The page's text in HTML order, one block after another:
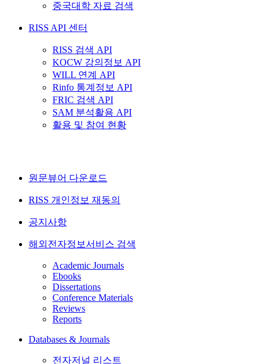
중국대학 자료 검색
RISS API 센터
RISS 검색 API
KOCW 강의정보 API
WILL 연계 API
Rinfo 통계정보 API
FRIC 검색 API
SAM 분석활용 API
활용 및 참여 현황
원문뷰어 다운로드
RISS 개인정보 재동의
공지사항
해외전자정보서비스 검색
Academic Journals
Ebooks
Dissertations
Conference Materials
Reviews
Reports
Databases & Journals
전자저널 리스트